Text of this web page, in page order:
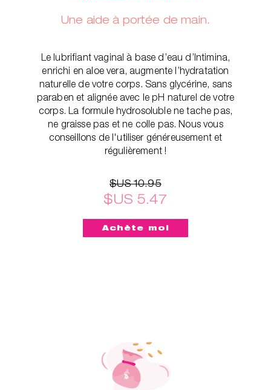
Une aide à portée de main.
Le lubrifiant vaginal à base d’eau d’Intimina,
enrichi en aloe vera, augmente l’hydratation
naturelle de votre corps. Sans glycérine, sans
paraben et alignée avec le pH naturel de votre
corps. La formule hydrosoluble ne tache pas,
ne graisse pas et ne colle pas. Nous vous
conseillons de l'utiliser généreusement et
régulièrement !
$US 10.95
$US 5.47